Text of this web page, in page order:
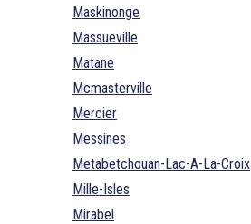
Maskinonge
Massueville
Matane
Mcmasterville
Mercier
Messines
Metabetchouan-Lac-A-La-Croix
Mille-Isles
Mirabel